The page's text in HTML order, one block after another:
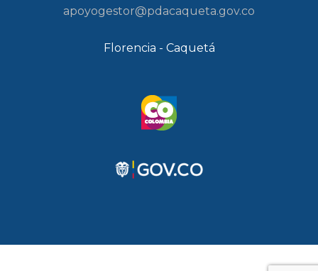
apoyogestor@pdacaqueta.gov.co
Florencia - Caquetá